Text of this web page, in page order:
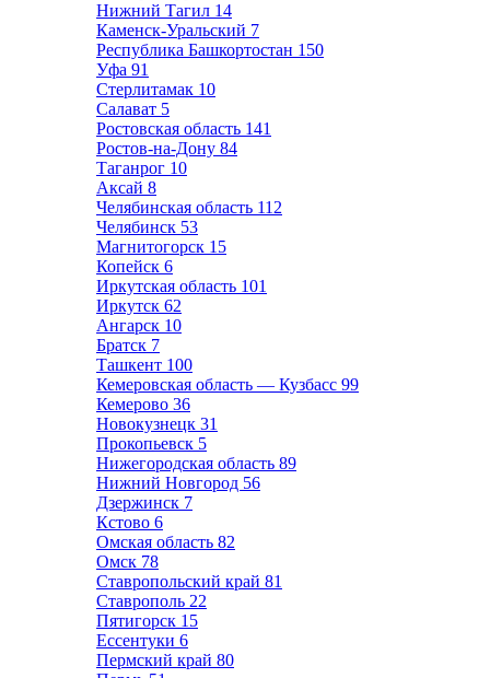
Нижний Тагил 14
Каменск-Уральский 7
Республика Башкортостан 150
Уфа 91
Стерлитамак 10
Салават 5
Ростовская область 141
Ростов-на-Дону 84
Таганрог 10
Аксай 8
Челябинская область 112
Челябинск 53
Магнитогорск 15
Копейск 6
Иркутская область 101
Иркутск 62
Ангарск 10
Братск 7
Ташкент 100
Кемеровская область — Кузбасс 99
Кемерово 36
Новокузнецк 31
Прокопьевск 5
Нижегородская область 89
Нижний Новгород 56
Дзержинск 7
Кстово 6
Омская область 82
Омск 78
Ставропольский край 81
Ставрополь 22
Пятигорск 15
Ессентуки 6
Пермский край 80